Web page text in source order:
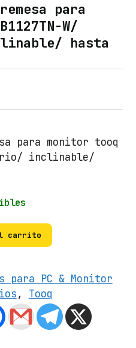
para
W/
hasta
para monitor tooq
inclinable/
carrito
para PC & Monitor
, Tooq